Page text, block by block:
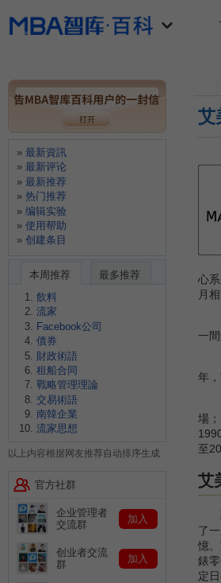
艾
心
月
追
一
年
場
至
艾
瑞
了
憶
錶
定
最新資訊
最新评论
最新推荐
热门推荐
编辑实验
使用帮助
创建条目
本周推荐
最多推荐
飲料
流家
Facebook公司
債券
財政術語
租船合同
戰略管理理論
交易術語
南韓企業
流家思想
以上内容根据网友推荐自动排序生成
官方社群
企业管理者
交流群
加入
创业者交流
群
加入